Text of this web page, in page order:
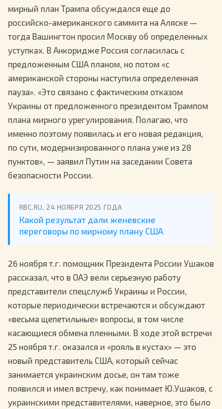
мирный план Трампа обсуждался еще до
российско-американского саммита на Аляске —
тогда Вашингтон просил Москву об определенных
уступках. В Анкоридже Россия согласилась с
предложенным США планом, но потом «с
американской стороны наступила определенная
пауза». «Это связано с фактическим отказом
Украины от предложенного президентом Трампом
плана мирного урегулирования. Полагаю, что
именно поэтому появилась и его новая редакция,
по сути, модернизированного плана уже из 28
пунктов», — заявил Путин на заседании Совета
безопасности России.
RBC.RU, 24 НОЯБРЯ 2025 ГОДА
Какой результат дали женевские
переговоры по мирному плану США
26 ноября т.г. помощник Президента России Ушаков
рассказал, что в ОАЭ вели серьезную работу
представители спецслужб Украины и России,
которые периодически встречаются и обсуждают
«весьма щепетильные» вопросы, в том числе
касающиеся обмена пленными. В ходе этой встречи
25 ноября т.г. оказался и «рояль в кустах» — это
новый представитель США, который сейчас
занимается украинским досье, он там тоже
появился и имел встречу, как понимает Ю.Ушаков, с
украинскими представителями, наверное, это было